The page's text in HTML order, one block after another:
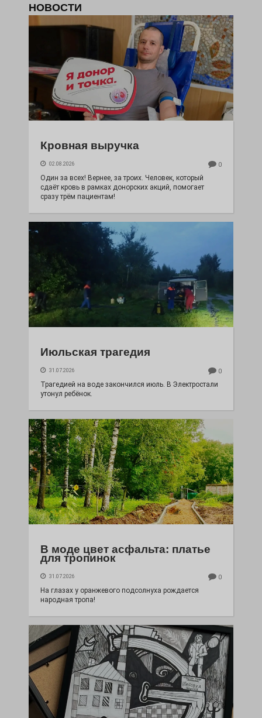
НОВОСТИ
Кровная выручка
02.08.2026 0
Один за всех! Вернее, за троих. Человек, который
сдаёт кровь в рамках донорских акций, помогает
сразу трём пациентам!
Июльская трагедия
31.07.2026 0
Трагедией на воде закончился июль. В Электростали
утонул ребёнок.
В моде цвет асфальта: платье
для тропинок
31.07.2026 0
На глазах у оранжевого подсолнуха рождается
народная тропа!